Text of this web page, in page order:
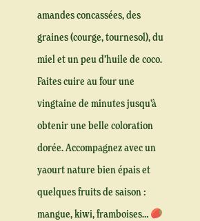
amandes concassées, des
graines (courge, tournesol), du
miel et un peu d’huile de coco.
Faites cuire au four une
vingtaine de minutes jusqu’à
obtenir une belle coloration
dorée. Accompagnez avec un
yaourt nature bien épais et
quelques fruits de saison :
mangue, kiwi, framboises…